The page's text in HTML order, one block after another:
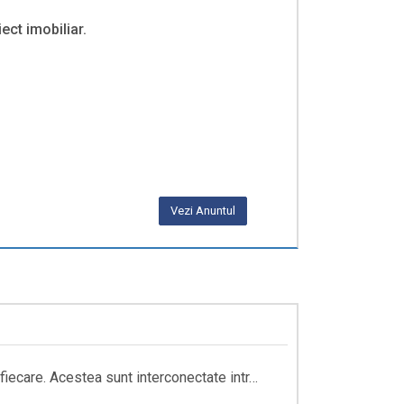
imobiliar.
Vezi Anuntul
Acestea sunt interconectate intr…